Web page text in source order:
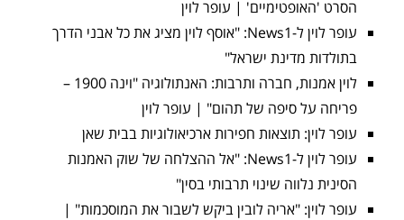
הסרט 'האופטימיים' | עופר לוין
עופר לוין ל-News1: "אוסף לוין מציג את כל אבני הדרך
בתולדות מדינת ישראל"
לוין אמנות, חברה ותרבות: האנתולוגיה "וינה 1900 –
פריחה על סיפה של תהום" | עופר לוין
עופר לוין: תוצאות חפירות ארכיאולוגיות בבית שאן
עופר לוין ל-News1: "אל ההצלחה של שוק האמנות
הסינית נלווה שינוי תרבותי בסין"
עופר לוין: "אריה לובין ביקש לשבור את המוסכמות" |